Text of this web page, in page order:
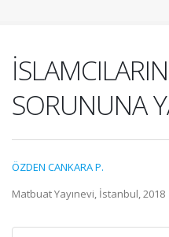
SORUNUNA
ÖZDEN CANKARA P.
Matbuat Yayınevi, İstanbul, 2018